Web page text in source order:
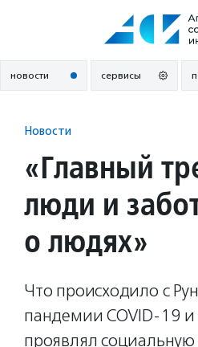
новости сервисы
Новости
«Главный
люди и
о людях»
Что происходило с
пандемии COVID-19 и
проявлял социальную